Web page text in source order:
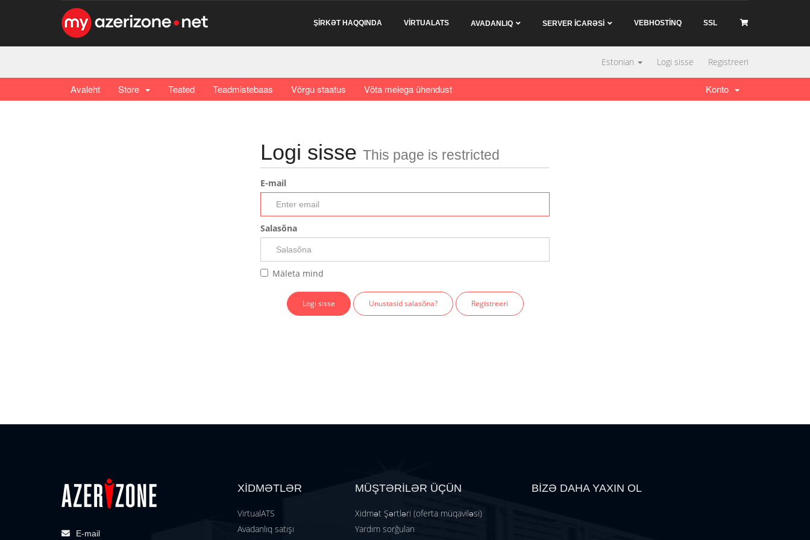
ŞİRKƏT HAQQINDA VİRTUALATS AVADANLIQ SERVER İCARƏSİ VEBHOSTİNQ SSL
Estonian Logi sisse Registreeri
Avaleht Store Teated Teadmistebaas Võrgu staatus Võta meiega ühendust Konto
Logi sisse This page is restricted
E-mail
Salasõna
Mäleta mind
Unustasid salasõna? Registreeri
E-mail
XİDMƏTLƏR
VirtualATS
Avadanlıq satışı
MÜŞTƏRİLƏR ÜÇÜN
Xidmət Şərtləri (oferta müqaviləsi)
Yardım sorğuları
BİZƏ DAHA YAXIN OL